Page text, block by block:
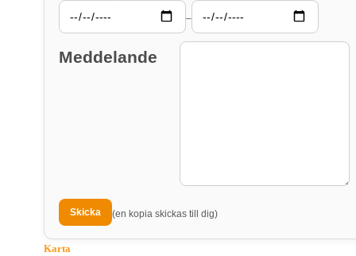
–
Meddelande
(en kopia skickas till dig)
Karta